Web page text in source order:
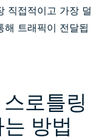
직접적이고 가장 덜
해 트래픽이 전달됩
로틀링
방법